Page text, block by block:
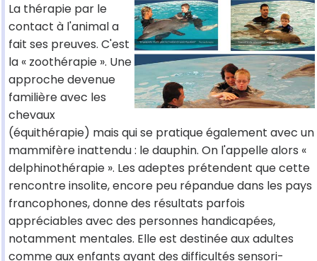
La thérapie par le
contact à l'animal a
fait ses preuves. C'est
la « zoothérapie ». Une
approche devenue
familière avec les
chevaux
(équithérapie) mais qui se pratique également avec un
mammifère inattendu : le dauphin. On l'appelle alors «
delphinothérapie ». Les adeptes prétendent que cette
rencontre insolite, encore peu répandue dans les pays
francophones, donne des résultats parfois
appréciables avec des personnes handicapées,
notamment mentales. Elle est destinée aux adultes
comme aux enfants ayant des difficultés sensori-